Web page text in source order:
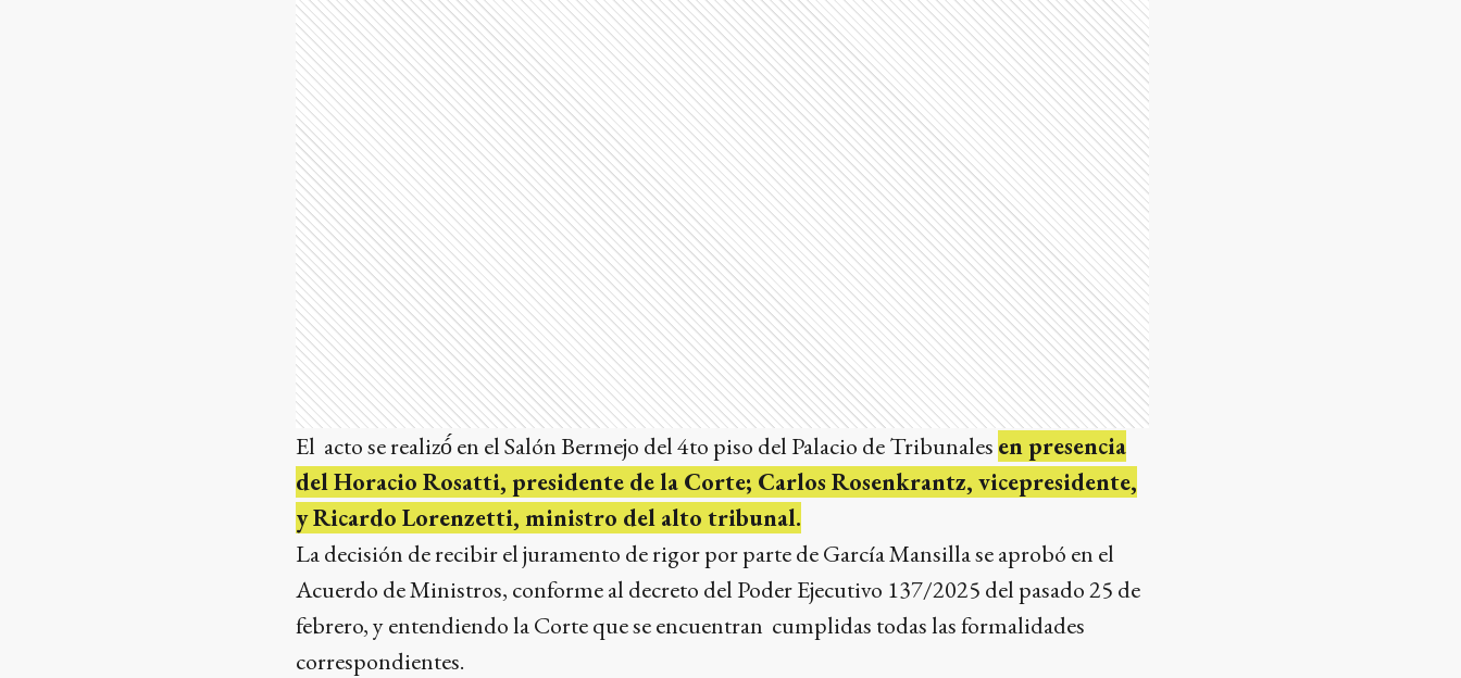
El acto se realizó́ en el Salón Bermejo del 4to piso del Palacio de Tribunales en presencia
del Horacio Rosatti, presidente de la Corte; Carlos Rosenkrantz, vicepresidente,
y Ricardo Lorenzetti, ministro del alto tribunal.
La decisión de recibir el juramento de rigor por parte de García Mansilla se aprobó en el
Acuerdo de Ministros, conforme al decreto del Poder Ejecutivo 137/2025 del pasado 25 de
febrero, y entendiendo la Corte que se encuentran cumplidas todas las formalidades
correspondientes.